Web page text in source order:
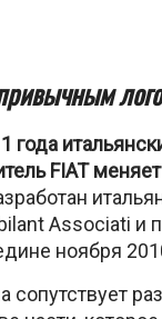
года
FIAT
Associati и
ноября
сопутствует